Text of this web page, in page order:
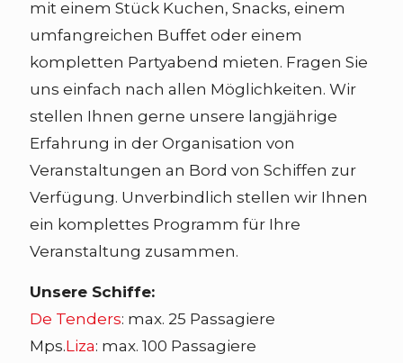
mit einem Stück Kuchen, Snacks, einem
umfangreichen Buffet oder einem
kompletten Partyabend mieten. Fragen Sie
uns einfach nach allen Möglichkeiten. Wir
stellen Ihnen gerne unsere langjährige
Erfahrung in der Organisation von
Veranstaltungen an Bord von Schiffen zur
Verfügung. Unverbindlich stellen wir Ihnen
ein komplettes Programm für Ihre
Veranstaltung zusammen.
Unsere Schiffe:
De Tenders: max. 25 Passagiere
Mps.Liza: max. 100 Passagiere